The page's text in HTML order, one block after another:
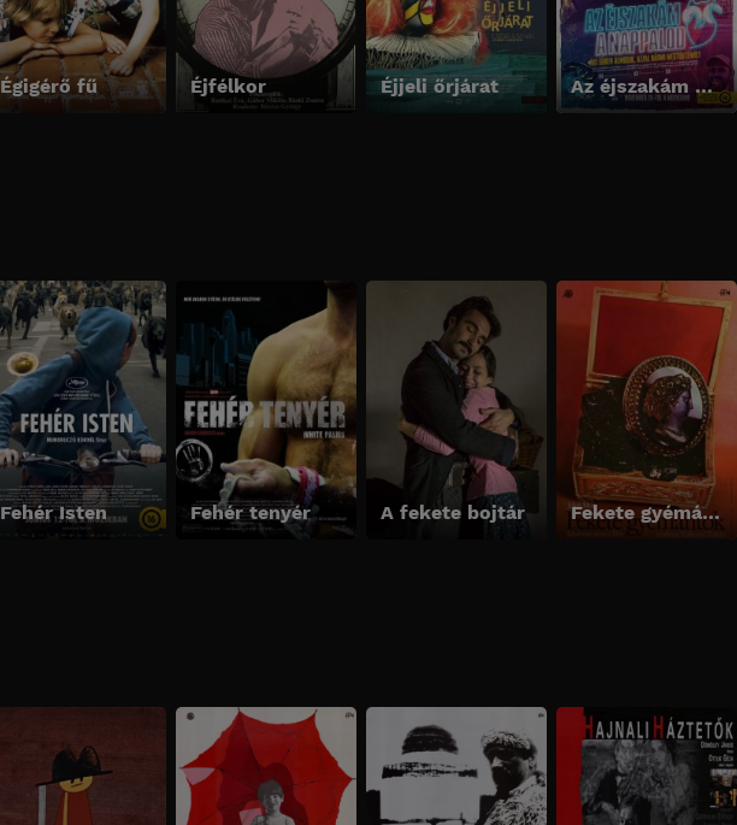
Égigérő fű Éjfélkor Éjjeli őrjárat Az éjszakám a nappalod
Fehér Isten Fehér tenyér A fekete bojtár Fekete gyémántok